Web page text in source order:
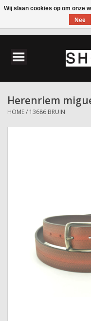
Herenschoenen
Accessoires
Herenriem
HOME/ 13686 BRUIN
Wij slaan cookies op om onze
Nee